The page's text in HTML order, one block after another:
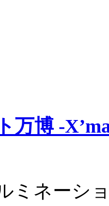
万博 -
ミネーシ